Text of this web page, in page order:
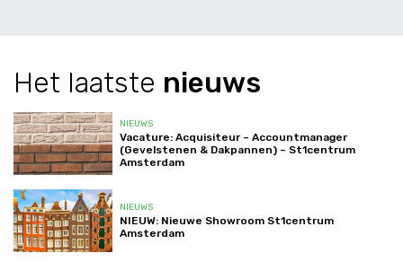
Het laatste nieuws
NIEUWS
Vacature: Acquisiteur – Accountmanager
(Gevelstenen & Dakpannen) – St1centrum
Amsterdam
NIEUWS
NIEUW: Nieuwe Showroom St1centrum
Amsterdam